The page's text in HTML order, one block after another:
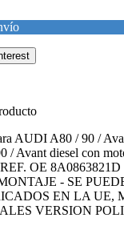
AUDI A80 / 90 /
/ Avant diesel con
OE
- SE
EN LA UE,
VERSION